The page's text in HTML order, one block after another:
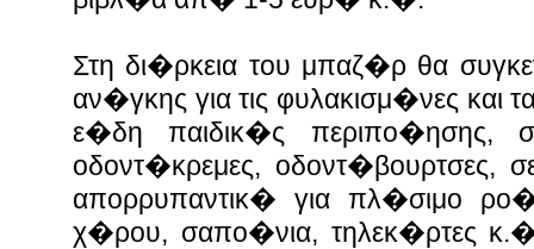
Στη δι�ρκεια του μπαζ�ρ θα
αν�γκης για τις φυλακισμ�νες
ε�δη παιδικ�ς περιπο�ησης,
οδοντ�κρεμες, οδοντ�βουρτσες,
απορρυπαντικ� για πλ�σιμο
χ�ρου, σαπο�νια, τηλεκ�ρτες